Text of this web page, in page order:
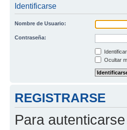
Identificarse
Nombre de Usuario:
Contraseña:
Ocultar
REGISTRARSE
Para